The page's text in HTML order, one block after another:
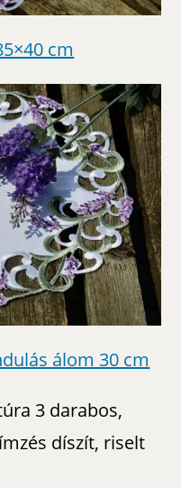
cm
álom 30 cm
3 darabos,
díszít, riselt